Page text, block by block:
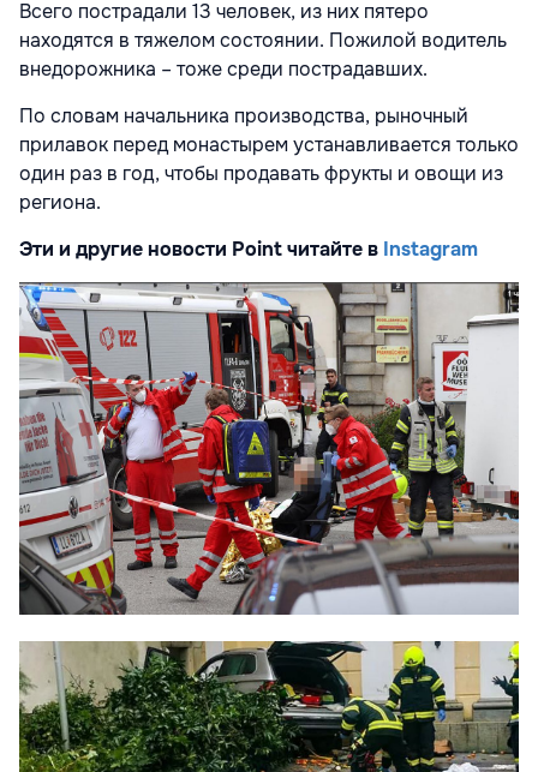
Всего пострадали 13 человек, из них пятеро
находятся в тяжелом состоянии. Пожилой водитель
внедорожника – тоже среди пострадавших.
По словам начальника производства, рыночный
прилавок перед монастырем устанавливается только
один раз в год, чтобы продавать фрукты и овощи из
региона.
Эти и другие новости Point читайте в Instagram